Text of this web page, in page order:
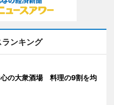
ンキング
心の大衆酒場 料理の9割を均